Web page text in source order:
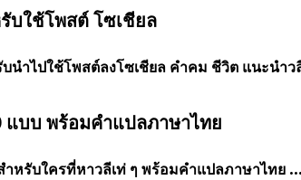
บใช้โพสต์ โซเชียล
ำไปใช้โพสต์ลงโซเชียล คำคม ชีวิต แนะนำว
บบ พร้อมคำแปลภาษาไทย
หรับใครที่หาวลีเท่ ๆ พร้อมคำแปลภาษาไทย ...